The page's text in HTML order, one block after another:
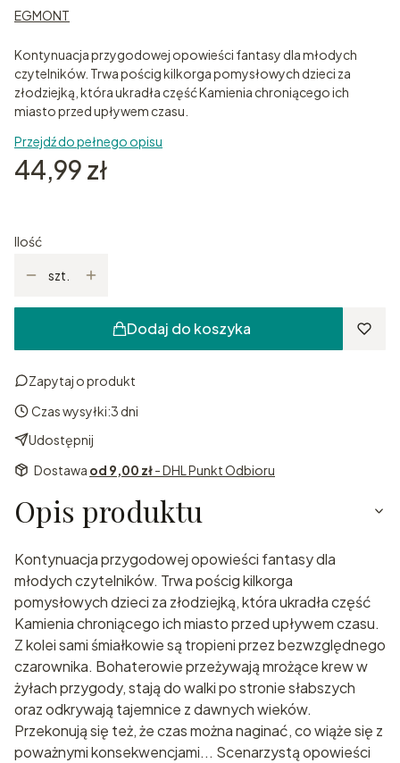
EGMONT
Kontynuacja przygodowej opowieści fantasy dla młodych
czytelników. Trwa pościg kilkorga pomysłowych dzieci za
złodziejką, która ukradła część Kamienia chroniącego ich
miasto przed upływem czasu.
Przejdź do pełnego opisu
Cena
44,99 zł
Ilość
szt.
Dodaj do koszyka
Zapytaj o produkt
Czas wysyłki:3 dni
Udostępnij
Dostawa od 9,00 zł- DHL Punkt Odbioru
Opis produktu
Kontynuacja przygodowej opowieści fantasy dla
młodych czytelników. Trwa pościg kilkorga
pomysłowych dzieci za złodziejką, która ukradła część
Kamienia chroniącego ich miasto przed upływem czasu.
Z kolei sami śmiałkowie są tropieni przez bezwzględnego
czarownika. Bohaterowie przeżywają mrożące krew w
żyłach przygody, stają do walki po stronie słabszych
oraz odkrywają tajemnice z dawnych wieków.
Przekonują się też, że czas można naginać, co wiąże się z
poważnymi konsekwencjami... Scenarzystą opowieści